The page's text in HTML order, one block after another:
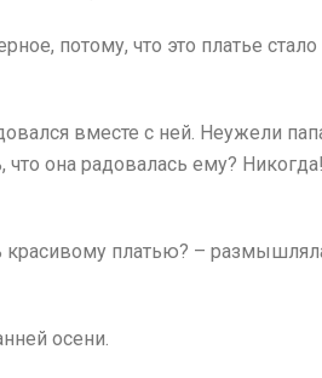
потому, что это платье
вместе с ней. Неужели
она радовалась ему?
красивому платью? –
осени.